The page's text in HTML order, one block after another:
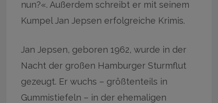
nun?«. Außerdem schreibt er mit seinem
Kumpel Jan Jepsen erfolgreiche Krimis.
Jan Jepsen, geboren 1962, wurde in der
Nacht der großen Hamburger Sturmflut
gezeugt. Er wuchs – größtenteils in
Gummistiefeln – in der ehemaligen